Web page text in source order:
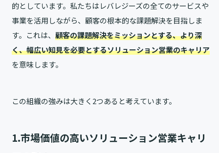
的としています。私たちはレバレジーズの全てのサービスや
事業を活用しながら、顧客の根本的な課題解決を目指しま
す。これは、 顧客の課題解決をミッションとする、より深
く、幅広い知見を必要とするソリューション営業のキャリア
を意味します。
この組織の強みは大きく2つあると考えています。
1.市場価値の高いソリューション営業キャリ